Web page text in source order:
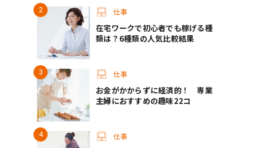
仕事
在宅ワークで初心者でも稼げる種
類は？6種類の人気比較結果
仕事
お金がかからずに経済的！ 専業
主婦におすすめの趣味22コ
仕事